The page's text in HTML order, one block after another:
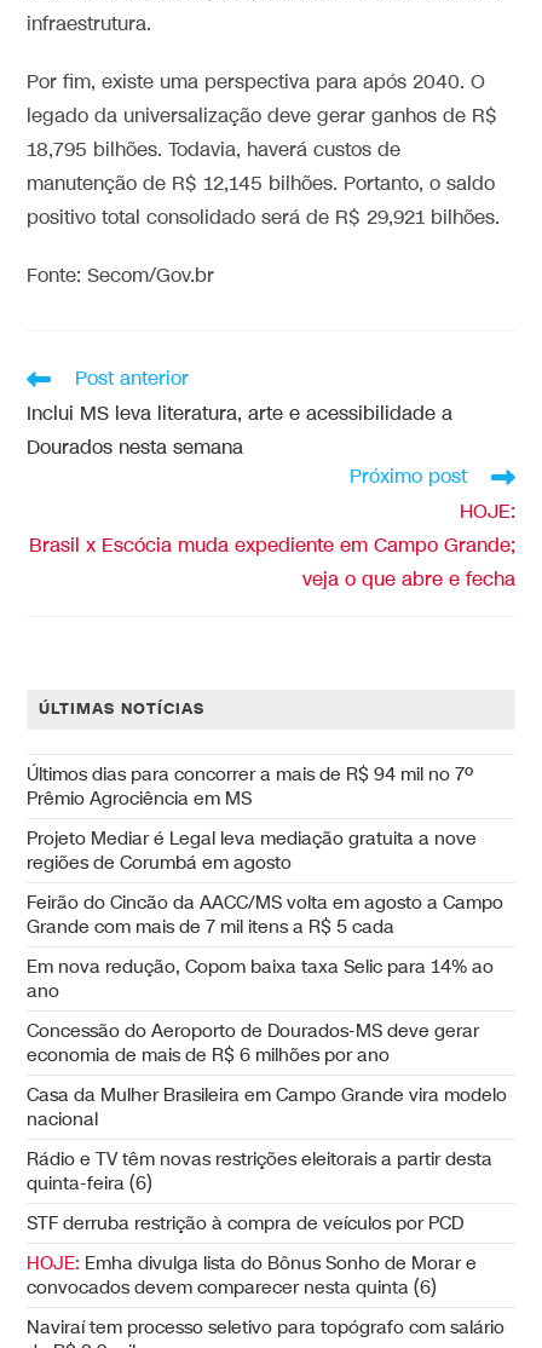
infraestrutura.
Por fim, existe uma perspectiva para após 2040. O
legado da universalização deve gerar ganhos de R$
18,795 bilhões. Todavia, haverá custos de
manutenção de R$ 12,145 bilhões. Portanto, o saldo
positivo total consolidado será de R$ 29,921 bilhões.
Fonte: Secom/Gov.br
Post anterior
Inclui MS leva literatura, arte e acessibilidade a
Dourados nesta semana
Próximo post
HOJE:
Brasil x Escócia muda expediente em Campo Grande;
veja o que abre e fecha
ÚLTIMAS NOTÍCIAS
Últimos dias para concorrer a mais de R$ 94 mil no 7º
Prêmio Agrociência em MS
Projeto Mediar é Legal leva mediação gratuita a nove
regiões de Corumbá em agosto
Feirão do Cincão da AACC/MS volta em agosto a Campo
Grande com mais de 7 mil itens a R$ 5 cada
Em nova redução, Copom baixa taxa Selic para 14% ao
ano
Concessão do Aeroporto de Dourados-MS deve gerar
economia de mais de R$ 6 milhões por ano
Casa da Mulher Brasileira em Campo Grande vira modelo
nacional
Rádio e TV têm novas restrições eleitorais a partir desta
quinta-feira (6)
STF derruba restrição à compra de veículos por PCD
HOJE: Emha divulga lista do Bônus Sonho de Morar e
convocados devem comparecer nesta quinta (6)
Naviraí tem processo seletivo para topógrafo com salário